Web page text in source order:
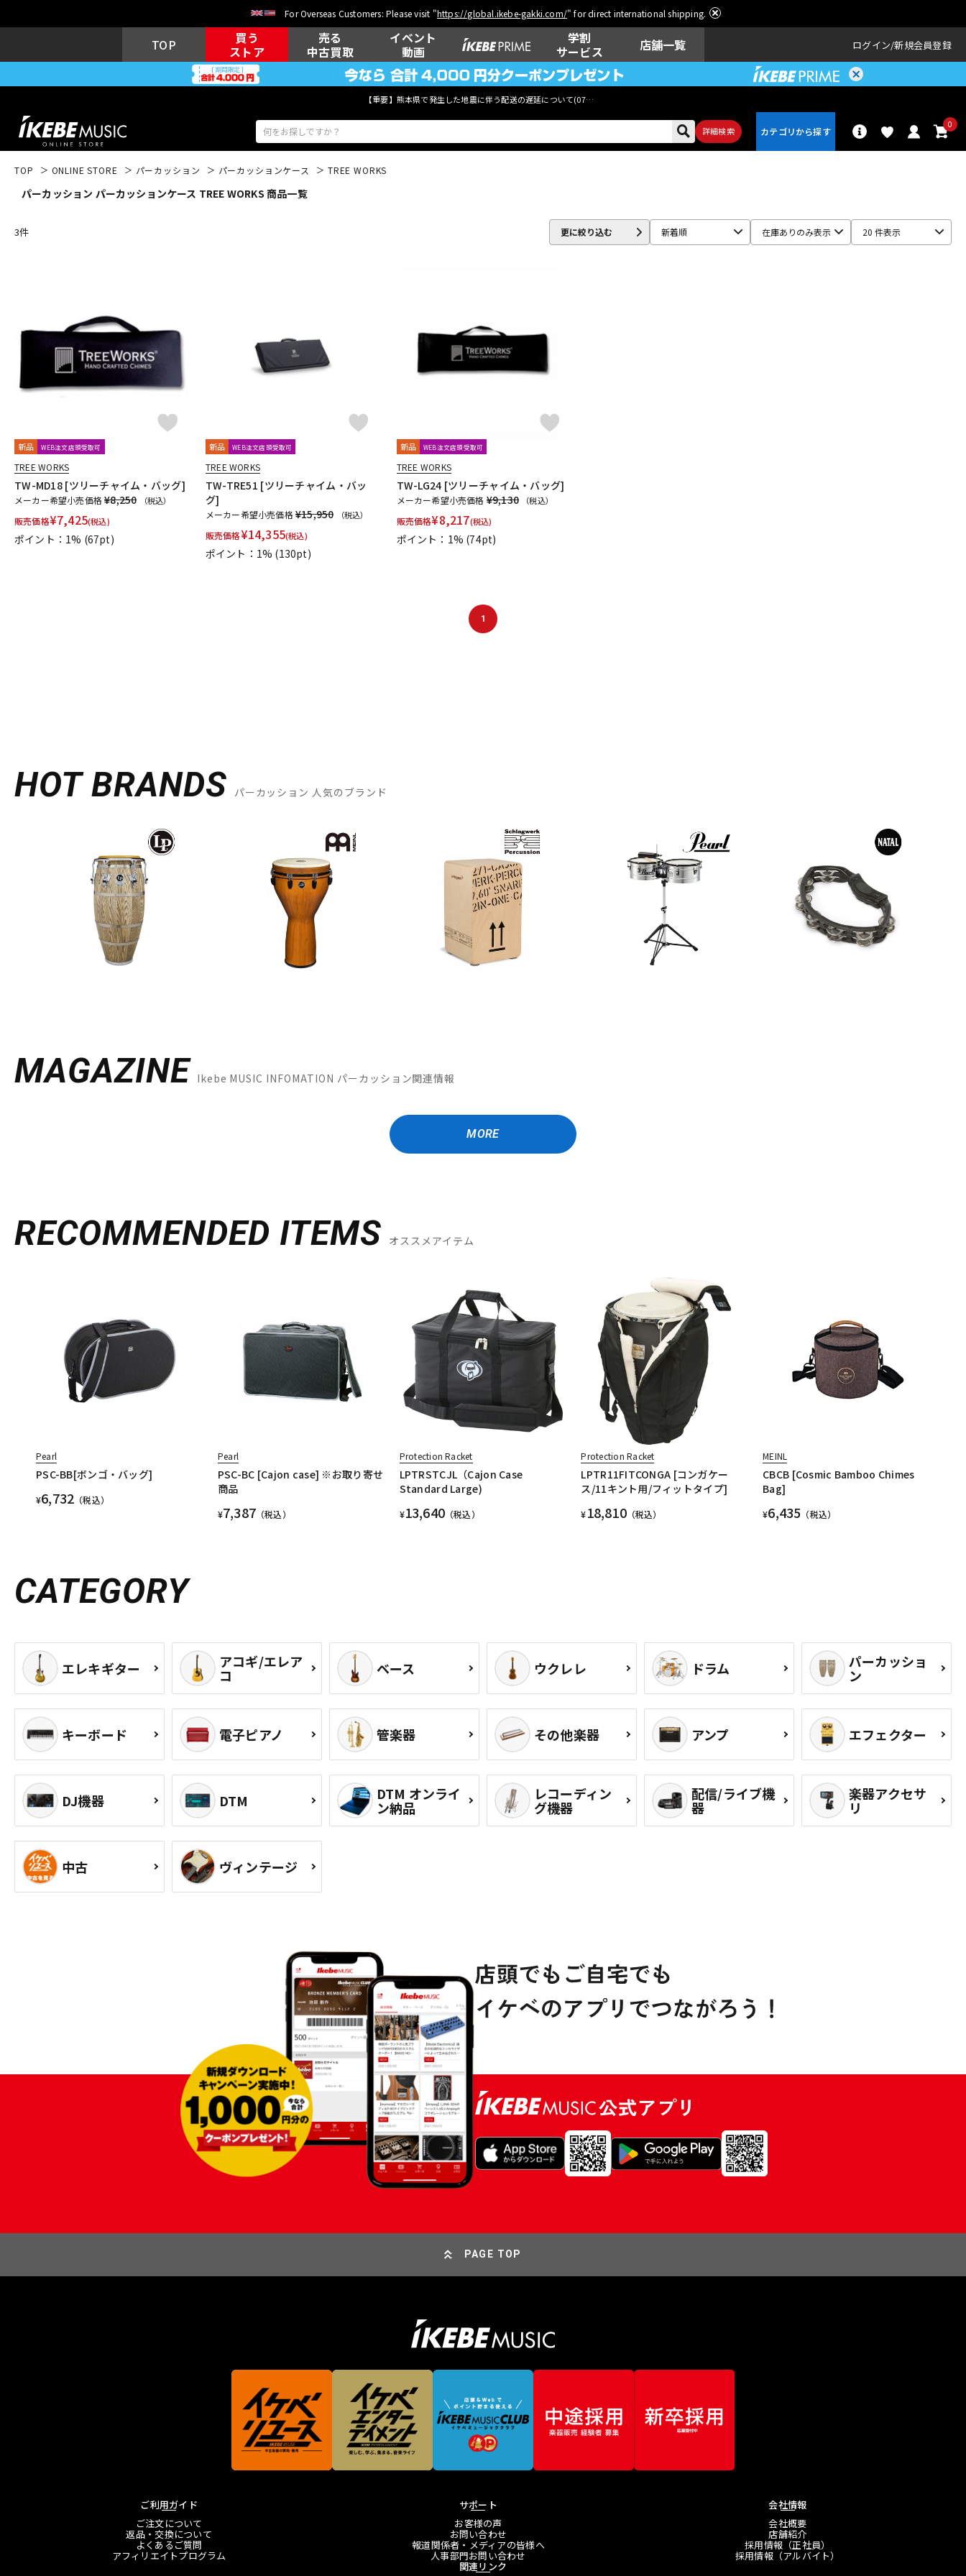
For Overseas Customers: Please visit "https://global.ikebe-gakki.com/" for direct international shipping.
TOP
買う
ストア
売る
中古買取
イベント
動画
学割
サービス
店舗一覧 ログイン 新規会員登録
【重要】熊本県で発生した地震に伴う配送の遅延について(07月29日
詳細検索
0
エレキギター アコギ/エレ
DJ機器 DTM DTM オンラ
イン納品
レコーディン
グ機器
TOP ONLINE STORE パーカッション パーカッションケース TREE WORKS
パーカッション パーカッションケース TREE WORKS 商品一覧
3件 更に絞り込む 新着順 在庫ありのみ表示 20 件表示
新品 WEB注文店頭受取可
TREE WORKS
TW-MD18 [ツリーチャイム・バッグ]
メーカー希望小売価格¥8,250 （税込）
販売価格¥7,425(税込)
ポイント：1% (67pt)
新品 WEB注文店頭受取可
TREE WORKS
TW-TRE51 [ツリーチャイム・バッ
グ]
メーカー希望小売価格¥15,950 （税込）
販売価格¥14,355(税込)
ポイント：1% (130pt)
新品 WEB注文店頭受取可
TREE WORKS
TW-LG24 [ツリーチャイム・バッグ]
メーカー希望小売価格 ¥9,130 （税込）
販売価格¥8,217(税込)
ポイント：1% (74pt)
1
HOT BRANDS パーカッション 人気のブランド
MAGAZINE Ikebe MUSIC INFOMATION パーカッション関連情報
MORE
RECOMMENDED ITEMS オススメアイテム
Pearl
PSC-BB[ボンゴ・バッグ]
¥6,732 （税込）
Pearl
PSC-BC [Cajon case] ※お取り寄せ
商品
¥7,387 （税込）
Protection Racket
LPTRSTCJL（Cajon Case
Standard Large)
¥13,640 （税込）
Protection Racket
LPTR11FITCONGA [コンガケー
ス/11キント用/フィットタイプ]
¥18,810（税込）
MEINL
CBCB [Cosmic Bamboo Chimes
Bag]
¥6,435 （税込）
CATEGORY
エレキギター アコギ/エレア
コ ベース ウクレレ ドラム パーカッショ
ン
キーボード 電子ピアノ 管楽器 その他楽器 アンプ エフェクター
DJ機器 DTM DTM オンライ
ン納品
レコーディン
グ機器
配信/ライブ機
器
楽器アクセサ
リ
中古 ヴィンテージ
PAGE TOP
ご利用ガイド
ご注文について
返品・交換について
よくあるご質問
アフィリエイトプログラム
サポート
お客様の声
お問い合わせ
報道関係者・メディアの皆様へ
人事部門お問い合わせ
会社情報
会社概要
店舗紹介
採用情報（正社員）
採用情報（アルバイト）
関連リンク